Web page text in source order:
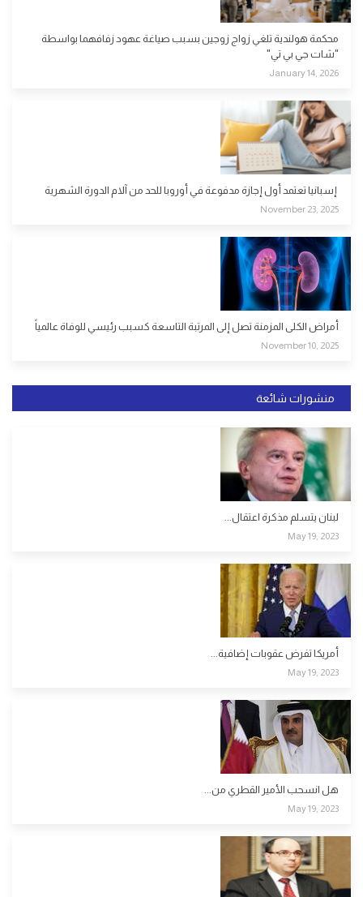
محكمة هولندية تلغي زواج زوجين بسبب صياغة عهود زفافهما بواسطة
"شات جي بي تي"
January 14, 2026
إسبانيا تعتمد أول إجازة مدفوعة في أوروبا للحد من آلام الدورة الشهرية
November 23, 2025
أمراض الكلى المزمنة تصل إلى المرتبة التاسعة كسبب رئيسي للوفاة عالمياً
November 10, 2025
منشورات شائعة
لبنان يتسلم مذكرة اعتقال...
May 19, 2023
أمريكا تفرض عقوبات إضافية...
May 19, 2023
هل انسحب الأمير القطري من...
May 19, 2023